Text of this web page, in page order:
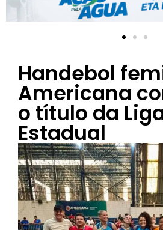
Handebol
Americana
o título da
Estadual